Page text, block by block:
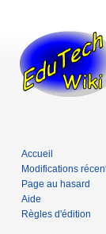
Accueil
Modifications
Page au hasard
Aide
Règles d'édition